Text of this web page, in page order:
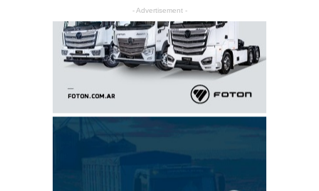
- Advertisement -